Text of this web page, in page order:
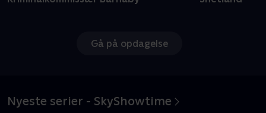
Gå på opdagelse
Nyeste serier - SkyShowtime